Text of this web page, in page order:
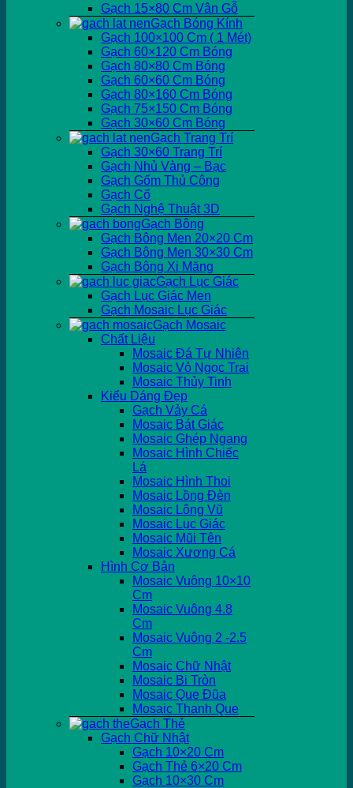
Gạch 15×80 Cm Vân Gỗ
Gạch Bóng Kính
Gạch 100×100 Cm ( 1 Mét)
Gạch 60×120 Cm Bóng
Gạch 80×80 Cm Bóng
Gạch 60×60 Cm Bóng
Gạch 80×160 Cm Bóng
Gạch 75×150 Cm Bóng
Gạch 30×60 Cm Bóng
Gạch Trang Trí
Gạch 30×60 Trang Trí
Gạch Nhủ Vàng – Bạc
Gạch Gốm Thủ Công
Gạch Cổ
Gạch Nghệ Thuật 3D
Gạch Bông
Gạch Bông Men 20×20 Cm
Gạch Bông Men 30×30 Cm
Gạch Bông Xi Măng
Gạch Lục Giác
Gạch Lục Giác Men
Gạch Mosaic Lục Giác
Gạch Mosaic
Chất Liệu
Mosaic Đá Tự Nhiên
Mosaic Vỏ Ngọc Trai
Mosaic Thủy Tinh
Kiểu Dáng Đẹp
Gạch Vảy Cá
Mosaic Bát Giác
Mosaic Ghép Ngang
Mosaic Hình Chiếc
Lá
Mosaic Hình Thoi
Mosaic Lồng Đèn
Mosaic Lông Vũ
Mosaic Lục Giác
Mosaic Mũi Tên
Mosaic Xương Cá
Hình Cơ Bản
Mosaic Vuông 10×10
Cm
Mosaic Vuông 4.8
Cm
Mosaic Vuông 2 -2.5
Cm
Mosaic Chữ Nhật
Mosaic Bi Tròn
Mosaic Que Đũa
Mosaic Thanh Que
Gạch Thẻ
Gạch Chữ Nhật
Gạch 10×20 Cm
Gạch Thẻ 6×20 Cm
Gạch 10×30 Cm